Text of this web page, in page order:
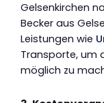
Gelsenkirchen
Becker aus
Leistungen wie
Transporte, um
möglich zu